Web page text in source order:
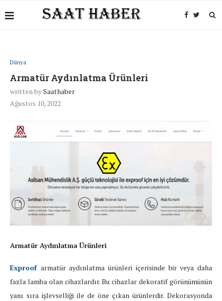
Dünya
Armatür Aydınlatma Ürünleri
written bySaathaber
Ağustos 10, 2022
Armatür Aydınlatma Ürünleri
Exproof armatür aydınlatma ürünleri içerisinde bir veya daha
fazla lamba olan cihazlardır. Bu cihazlar dekoratif görünümünün
yanı sıra işlevselliği ile de öne çıkan ürünlerdir. Dekorasyonda